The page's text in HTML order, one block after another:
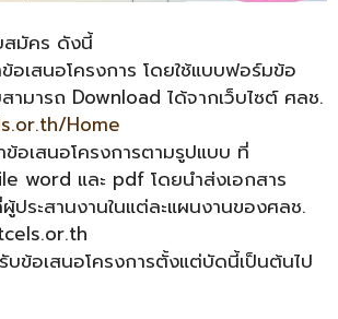
สมัคร ดังนี้
อเสนอโครงการ โดยใช้แบบฟอร์มข้อ
ามารถ Download ได้จากเว็บไซต์ ศลช.
Home
อเสนอโครงการตามรูปแบบ ที่
word และ pdf โดยนำส่งเอกสาร
ประสานงานในแต่ละแผนงานของศลช.
บข้อเสนอโครงการตั้งแต่บัดนี้เป็นต้นไป